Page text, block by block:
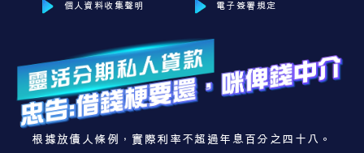
個人資料收集聲明 電子簽署規定
根據放債人條例，實際利率不超過年息百分之四十八。